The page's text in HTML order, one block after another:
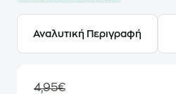
Αναλυτική Περιγραφή
4,95€